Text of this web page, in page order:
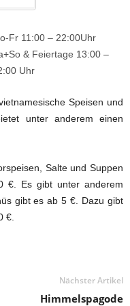
Fr 11:00 – 22:00Uhr
& Feiertage 13:00 –
Uhr
Speisen und
unter anderem einen
Salte und Suppen
€. Es gibt unter anderem
gibt es ab 5 €. Dazu gibt
€.
Nächster Artikel
Himmelspagode